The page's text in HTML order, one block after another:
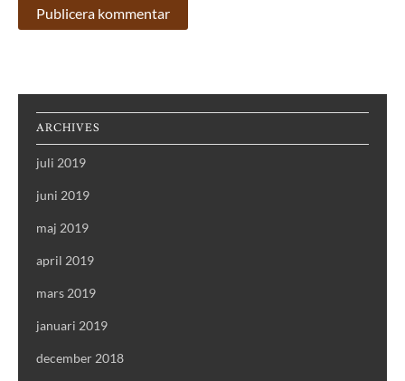
ARCHIVES
juli 2019
juni 2019
maj 2019
april 2019
mars 2019
januari 2019
december 2018